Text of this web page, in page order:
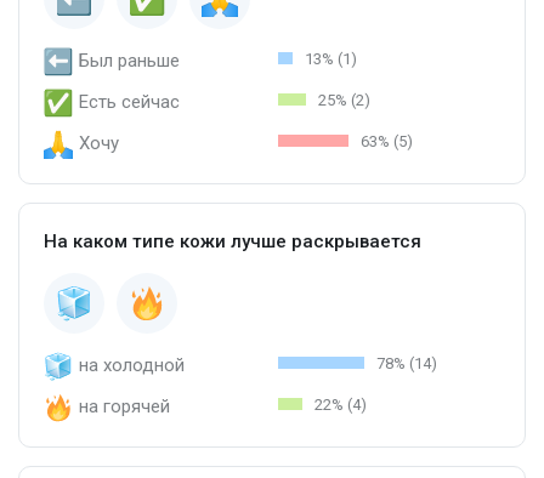
Был раньше 13% (1)
Есть сейчас 25% (2)
Хочу 63% (5)
На каком типе кожи лучше раскрывается
на холодной 78% (14)
на горячей 22% (4)